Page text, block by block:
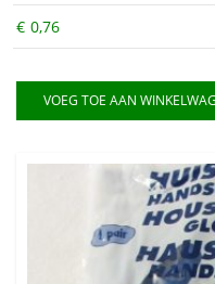
€ 0,76
VOEG TOE AAN